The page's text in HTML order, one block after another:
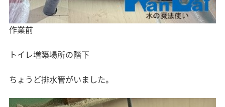
作業前
トイレ増築場所の階下
ちょうど排水管がいました。